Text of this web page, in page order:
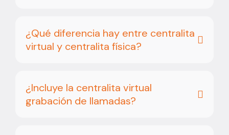
¿Qué diferencia hay entre centralita
virtual y centralita física?
¿Incluye la centralita virtual
grabación de llamadas?